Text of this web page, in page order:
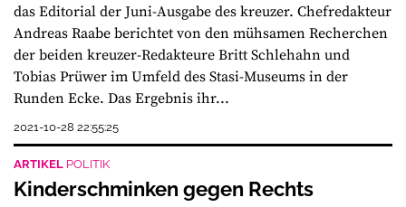
das Editorial der Juni-Ausgabe des kreuzer. Chefredakteur
Andreas Raabe berichtet von den mühsamen Recherchen
der beiden kreuzer-Redakteure Britt Schlehahn und
Tobias Prüwer im Umfeld des Stasi-Museums in der
Runden Ecke. Das Ergebnis ihr...
2021-10-28 22:55:25
ARTIKEL POLITIK
Kinderschminken gegen Rechts